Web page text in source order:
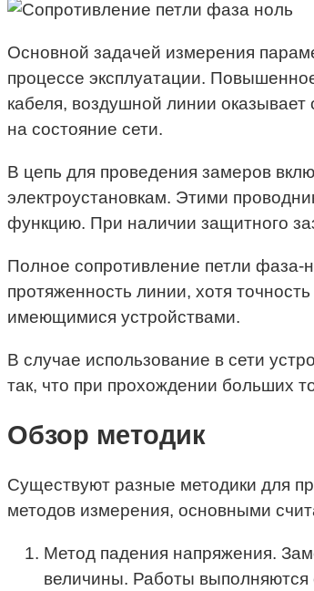
Основной задачей измерения
процессе эксплуатации.
кабеля, воздушной линии
на состояние сети.
В цепь для проведения замеров
электроустановкам. Этими
функцию. При наличии защитного
Полное сопротивление петли фаза-
протяженность линии, хотя
имеющимися устройствами.
В случае использование в сети
так, что при прохождении больших
Обзор методик
Существуют разные методики для
методов измерения, основными
Метод падения напряжения.
величины. Работы выполняются